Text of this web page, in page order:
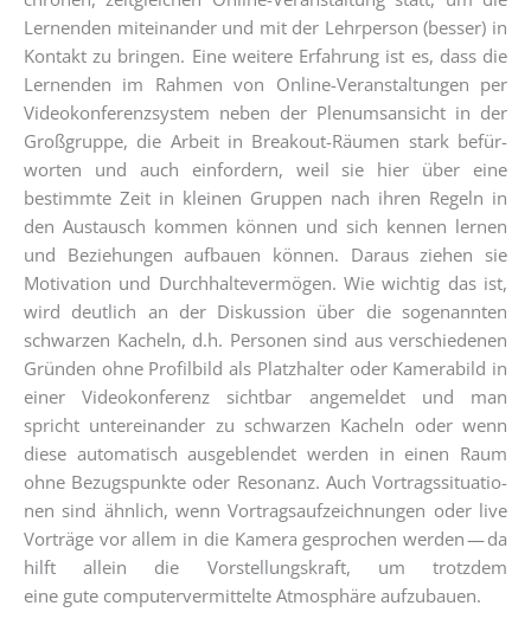
Ler­nen­den mit­ein­an­der und mit der Lehr­per­son (bes­ser) in
Kon­takt zu brin­gen. Eine wei­te­re Erfah­rung ist es, dass die
Ler­nen­den im Rah­men von Online-Ver­an­stal­tun­gen per
Video­kon­fe­renz­sys­tem neben der Ple­nums­an­sicht in der
Groß­grup­pe, die Arbeit in Brea­kout-Räu­men stark befür­
wor­ten und auch ein­for­dern, weil sie hier über eine
bestimm­te Zeit in klei­nen Grup­pen nach ihren Regeln in
den Aus­tausch kom­men kön­nen und sich ken­nen ler­nen
und Bezie­hun­gen auf­bau­en kön­nen. Dar­aus zie­hen sie
Moti­va­ti­on und Durch­hal­te­ver­mö­gen. Wie wich­tig das ist,
wird deut­lich an der Dis­kus­si­on über die soge­nann­ten
schwar­zen Kacheln, d.h. Per­so­nen sind aus ver­schie­de­nen
Grün­den ohne Pro­fil­bild als Platz­hal­ter oder Kame­ra­bild in
einer Video­kon­fe­renz sicht­bar ange­mel­det und man
spricht unter­ein­an­der zu schwar­zen Kacheln oder wenn
die­se auto­ma­tisch aus­ge­blen­det wer­den in einen Raum
ohne Bezugs­punk­te oder Reso­nanz. Auch Vor­trags­si­tua­tio­
nen sind ähn­lich, wenn Vor­trags­auf­zeich­nun­gen oder live
Vor­trä­ge vor allem in die Kame­ra gespro­chen wer­den — da
hilft allein die Vor­stel­lungs­kraft, um trotz­dem
eine gute com­pu­ter­ver­mit­tel­te Atmo­sphä­re aufzubauen.